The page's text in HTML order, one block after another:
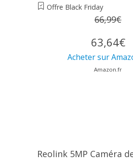
Offre Black Friday
66,99€
63,64€
Acheter sur
Amazon.fr
Reolink 5MP Caméra